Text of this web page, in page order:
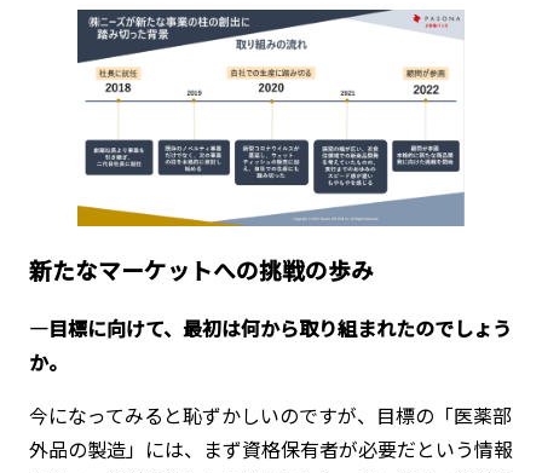
新たなマーケットへの挑戦の歩み
―目標に向けて、最初は何から取り組まれたのでしょう
か。
今になってみると恥ずかしいのですが、目標の「医薬部
外品の製造」には、まず資格保有者が必要だという情報